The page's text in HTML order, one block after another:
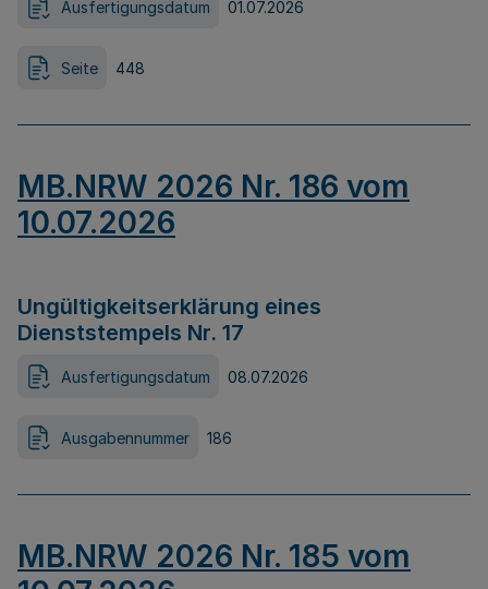
Ausfertigungsdatum 01.07.2026
Seite 448
MB.NRW 2026 Nr. 186 vom
10.07.2026
Ungültigkeitserklärung eines
Dienststempels Nr. 17
Ausfertigungsdatum 08.07.2026
Ausgabennummer 186
MB.NRW 2026 Nr. 185 vom